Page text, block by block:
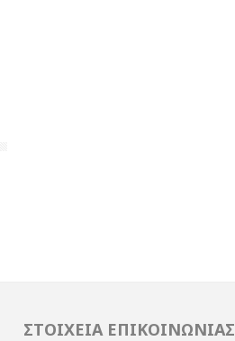
ΣΤΟΙΧΕΙΑ ΕΠΙΚΟΙΝΩΝΙΑΣ